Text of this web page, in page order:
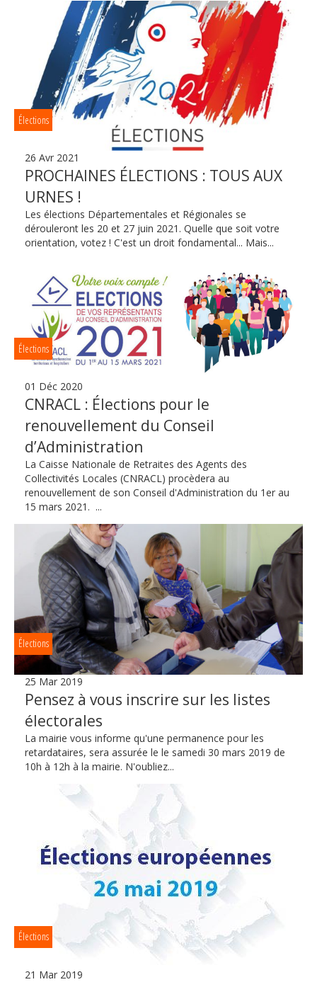
Élections
26 Avr 2021
PROCHAINES ÉLECTIONS : TOUS AUX
URNES !
Les élections Départementales et Régionales se
dérouleront les 20 et 27 juin 2021. Quelle que soit votre
orientation, votez ! C'est un droit fondamental... Mais...
Élections
01 Déc 2020
CNRACL : Élections pour le
renouvellement du Conseil
d’Administration
La Caisse Nationale de Retraites des Agents des
Collectivités Locales (CNRACL) procèdera au
renouvellement de son Conseil d'Administration du 1er au
15 mars 2021. ...
Élections
25 Mar 2019
Pensez à vous inscrire sur les listes
électorales
La mairie vous informe qu'une permanence pour les
retardataires, sera assurée le le samedi 30 mars 2019 de
10h à 12h à la mairie. N'oubliez...
Élections
21 Mar 2019